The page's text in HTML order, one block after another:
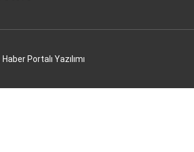
Haber Portalı Yazılımı